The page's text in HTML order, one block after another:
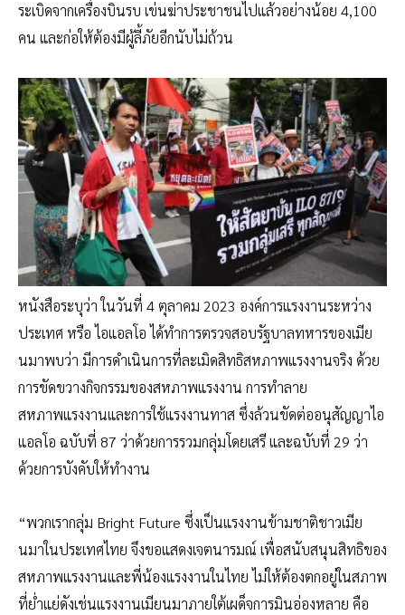
ระเบิดจากเครื่องบินรบ เข่นฆ่าประชาชนไปแล้วอย่างน้อย 4,100
คน และก่อให้ต้องมีผู้ลี้ภัยอีกนับไม่ถ้วน
หนังสือระบุว่า ในวันที่ 4 ตุลาคม 2023 องค์การแรงงานระหว่าง
ประเทศ หรือ ไอแอลโอ ได้ทำการตรวจสอบรัฐบาลทหารของเมีย
นมาพบว่า มีการดำเนินการที่ละเมิดสิทธิสหภาพแรงงานจริง ด้วย
การขัดขวางกิจกรรมของสหภาพแรงงาน การทำลาย
สหภาพแรงงานและการใช้แรงงานทาส ซึ่งล้วนขัดต่ออนุสัญญาไอ
แอลโอ ฉบับที่ 87 ว่าด้วยการรวมกลุ่มโดยเสรี และฉบับที่ 29 ว่า
ด้วยการบังคับให้ทำงาน
“พวกเรากลุ่ม Bright Future ซึ่งเป็นแรงงานข้ามชาติชาวเมีย
นมาในประเทศไทย จึงขอแสดงเจตนารมณ์ เพื่อสนับสนุนสิทธิของ
สหภาพแรงงานและพี่น้องแรงงานในไทย ไม่ให้ต้องตกอยู่ในสภาพ
ที่ย่ำแย่ดังเช่นแรงงานเมียนมาภายใต้เผด็จการมินอ่องหลาย คือ